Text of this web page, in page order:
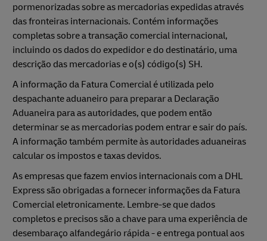
pormenorizadas sobre as mercadorias expedidas através
das fronteiras internacionais. Contém informações
completas sobre a transação comercial internacional,
incluindo os dados do expedidor e do destinatário, uma
descrição das mercadorias e o(s) código(s) SH.
A informação da Fatura Comercial é utilizada pelo
despachante aduaneiro para preparar a Declaração
Aduaneira para as autoridades, que podem então
determinar se as mercadorias podem entrar e sair do país.
A informação também permite às autoridades aduaneiras
calcular os impostos e taxas devidos.
As empresas que fazem envios internacionais com a DHL
Express são obrigadas a fornecer informações da Fatura
Comercial eletronicamente. Lembre-se que dados
completos e precisos são a chave para uma experiência de
desembaraço alfandegário rápida - e entrega pontual aos